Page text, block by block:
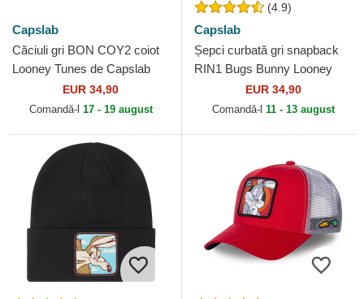
Capslab
Căciuli gri BON COY2 coiot
Looney Tunes de Capslab
EUR 34,90
Comandă-l 17 - 19 august
(4.9)
Capslab
Șepci curbată gri snapback
RIN1 Bugs Bunny Looney
Tunes de Capslab
EUR 34,90
Comandă-l 11 - 13 august